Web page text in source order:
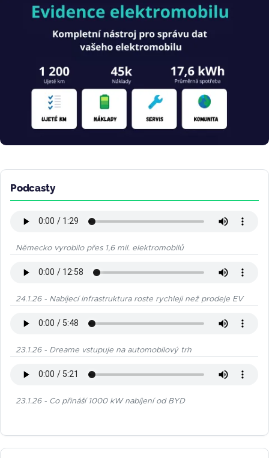
Podcasty
Německo vyrobilo přes 1,6 mil. elektromobilů
24.1.26 - Nabíjecí infrastruktura roste rychleji než prodeje EV
23.1.26 - Dreame vstupuje na automobilový trh
23.1.26 - Co přináší 1000 kW nabíjení od BYD